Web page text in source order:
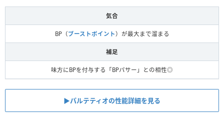
気合
BP（ブーストポイント）が最大まで溜まる
補足
味方にBPを付与する「BPパサー」との相性◎
▶︎パルテティオの性能詳細を見る